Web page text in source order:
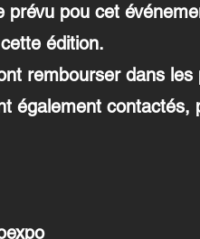
pou cet
édition.
rembourser dans les
également